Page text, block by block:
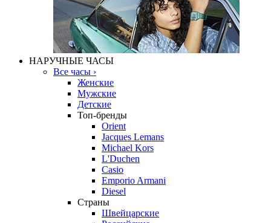
НАРУЧНЫЕ ЧАСЫ
Все часы ›
Женские
Мужские
Детские
Топ-бренды
Orient
Jacques Lemans
Michael Kors
L'Duchen
Casio
Emporio Armani
Diesel
Страны
Швейцарские